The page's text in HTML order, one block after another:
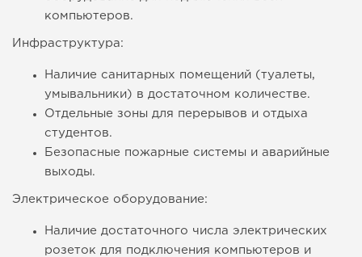
компьютеров.
Инфраструктура:
Наличие санитарных помещений (туалеты,
умывальники) в достаточном количестве.
Отдельные зоны для перерывов и отдыха
студентов.
Безопасные пожарные системы и аварийные
выходы.
Электрическое оборудование:
Наличие достаточного числа электрических
розеток для подключения компьютеров и